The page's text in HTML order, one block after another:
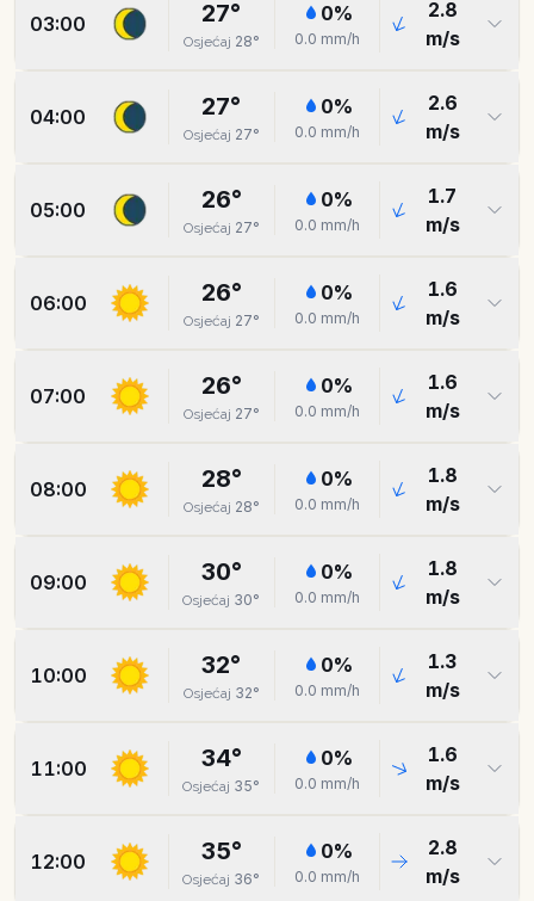
03:00 27°
Osjećaj 28°
0%
0.0 mm/h
2.8
m/s
04:00 27°
Osjećaj 27°
0%
0.0 mm/h
2.6
m/s
05:00 26°
Osjećaj 27°
0%
0.0 mm/h
1.7
m/s
06:00 26°
Osjećaj 27°
0%
0.0 mm/h
1.6
m/s
07:00 26°
Osjećaj 27°
0%
0.0 mm/h
1.6
m/s
08:00 28°
Osjećaj 28°
0%
0.0 mm/h
1.8
m/s
09:00 30°
Osjećaj 30°
0%
0.0 mm/h
1.8
m/s
10:00 32°
Osjećaj 32°
0%
0.0 mm/h
1.3
m/s
11:00 34°
Osjećaj 35°
0%
0.0 mm/h
1.6
m/s
12:00 35°
Osjećaj 36°
0%
0.0 mm/h
2.8
m/s